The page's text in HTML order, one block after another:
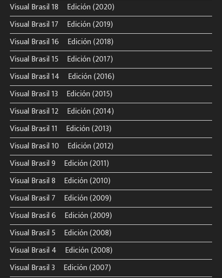
Visual Brasil 18º Edición (2020)
Visual Brasil 17º Edición (2019)
Visual Brasil 16º Edición (2018)
Visual Brasil 15º Edición (2017)
Visual Brasil 14º Edición (2016)
Visual Brasil 13º Edición (2015)
Visual Brasil 12º Edición (2014)
Visual Brasil 11º Edición (2013)
Visual Brasil 10º Edición (2012)
Visual Brasil 9º Edición (2011)
Visual Brasil 8º Edición (2010)
Visual Brasil 7º Edición (2009)
Visual Brasil 6º Edición (2009)
Visual Brasil 5º Edición (2008)
Visual Brasil 4º Edición (2008)
Visual Brasil 3º Edición (2007)